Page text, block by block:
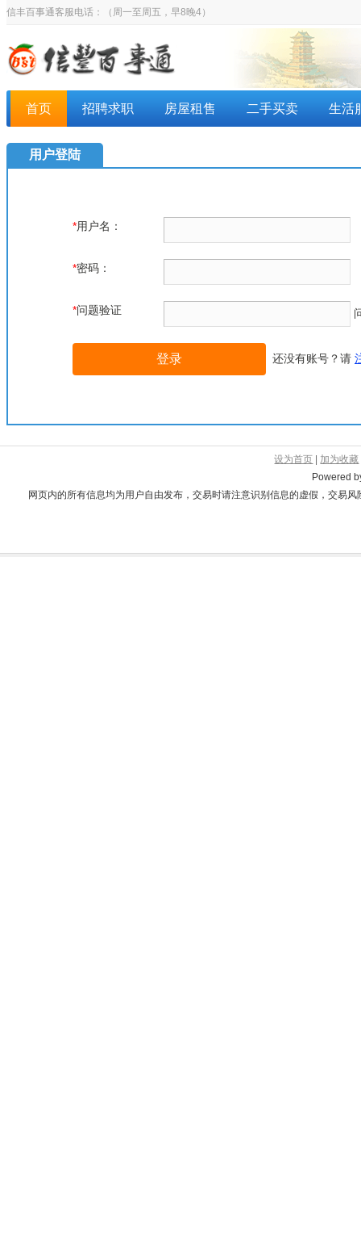
信丰百事通客服电话： （周一至周五，早8晚4）
首页 招聘求职 房屋租售 二手买卖 生活
用户登陆
*用户名：
*密码：
*问题验证
还没有账号？请
设为首页 加为收藏
Powered
网页内的所有信息均为用户自由发布，交易时请注意识别信息的虚假，交易